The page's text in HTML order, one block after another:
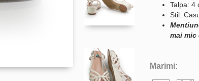
Talpa: 4
Stil:
mai
Marimi: